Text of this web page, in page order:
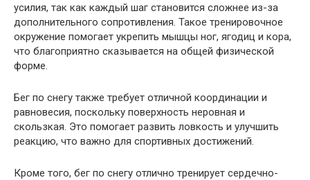
усилия, так как каждый шаг становится сложнее из-за
дополнительного сопротивления. Такое тренировочное
окружение помогает укрепить мышцы ног, ягодиц и кора,
что благоприятно сказывается на общей физической
форме.
Бег по снегу также требует отличной координации и
равновесия, поскольку поверхность неровная и
скользкая. Это помогает развить ловкость и улучшить
реакцию, что важно для спортивных достижений.
Кроме того, бег по снегу отлично тренирует сердечно-